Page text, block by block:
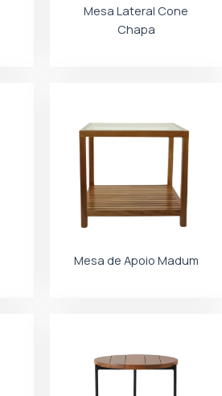
Mesa Lateral Cone
Chapa
Mesa de Apoio Madum